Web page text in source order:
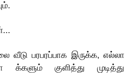
வீடு பரபரப்பாக இருக்க, எல்லா
க்களும் குளித்து முடித்து